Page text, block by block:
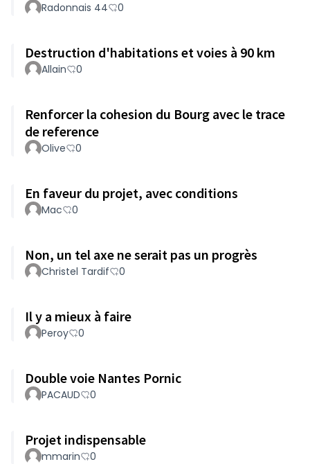
Radonnais 44 0
Destruction d'habitations et voies à 90 km
Allain 0
Renforcer la cohesion du Bourg avec le trace
de reference
Olive 0
En faveur du projet, avec conditions
Mac 0
Non, un tel axe ne serait pas un progrès
Christel Tardif 0
Il y a mieux à faire
Peroy 0
Double voie Nantes Pornic
PACAUD 0
Projet indispensable
mmarin 0